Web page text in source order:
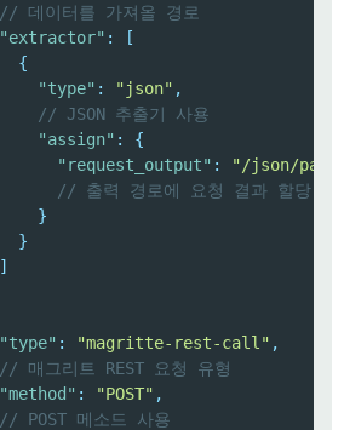
// 데이터를 가져올 경로
"extractor" :
[
{
"type" : "json" ,
// JSON 추출기 사용
"assign" :
{
"request_output" :
"/json/
// 출력 경로에 요청 결과 할당
}
}
]
"type" : "magritte-rest-call" ,
// 매그리트 REST 요청 유형
"method" : "POST" ,
// POST 메소드 사용